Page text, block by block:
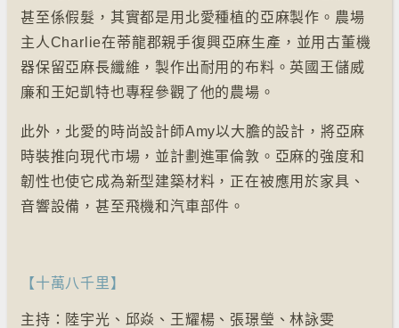
甚至係假髮，其實都是用北愛種植的亞麻製作。農場
主人Charlie在蒂龍郡親手復興亞麻生產，並用古董機
器保留亞麻長纖維，製作出耐用的布料。英國王儲威
廉和王妃凱特也專程參觀了他的農場。
此外，北愛的時尚設計師Amy以大膽的設計，將亞麻
時裝推向現代市場，並計劃進軍倫敦。亞麻的強度和
韌性也使它成為新型建築材料，正在被應用於家具、
音響設備，甚至飛機和汽車部件。
【十萬八千里】
主持：陸宇光、邱焱、王耀楊、張璟瑩、林詠雯